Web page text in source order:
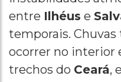
entre Ilhéus e
temporais.
ocorrer no interior
trechos do Ceará,